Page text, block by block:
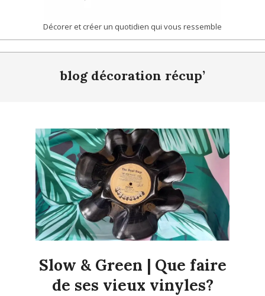
COCON
|
DÉCORATION
LIVING
Décorer et créer un quotidien qui vous ressemble
blog décoration récup’
Slow & Green | Que faire
de ses vieux vinyles?